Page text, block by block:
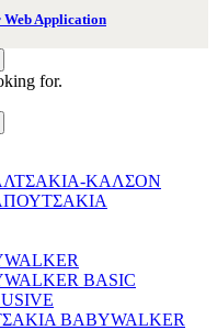
Web Application
for.
ΚΑΛΣΟΝ
BASIC
BABYWALKER